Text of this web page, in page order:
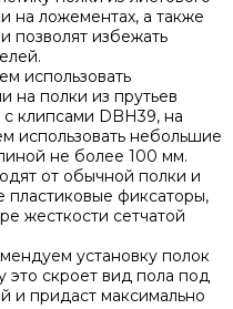
на ложементах, а также
позволят избежать
использовать
на полки из прутьев
клипсами DBH39, на
использовать небольшие
не более 100 мм.
от обычной полки и
пластиковые фиксаторы,
жесткости сетчатой
установку полок
это скроет вид пола под
и придаст максимально